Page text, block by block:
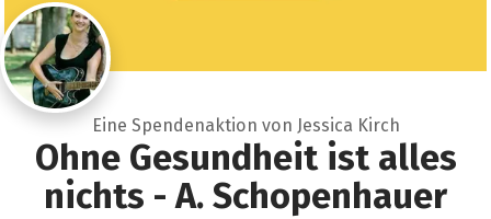
Eine Spendenaktion von Jessica Kirch
Ohne Gesundheit ist alles
nichts - A. Schopenhauer